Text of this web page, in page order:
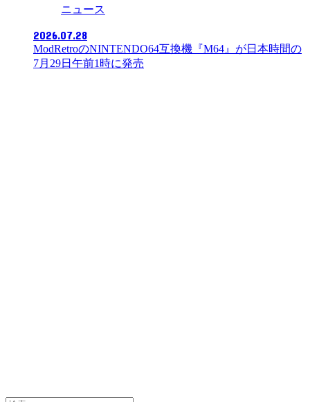
ニュース
2026.07.28
ModRetroのNINTENDO64互換機『M64』が日本時間の
7月29日午前1時に発売